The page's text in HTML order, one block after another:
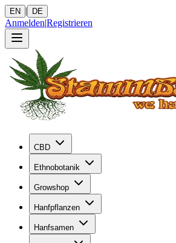
EN | DE
Anmelden|Registrieren
CBD
Ethnobotanik
Growshop
Hanfpflanzen
Hanfsamen